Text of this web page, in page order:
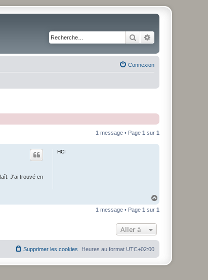
Rechercher
Connexion
1 message • Page 1 sur 1
HCI
J'ai trouvé en
u
1 message • Page 1 sur 1
Aller à
Heures au format UTC+02:00
Supprimer les cookies